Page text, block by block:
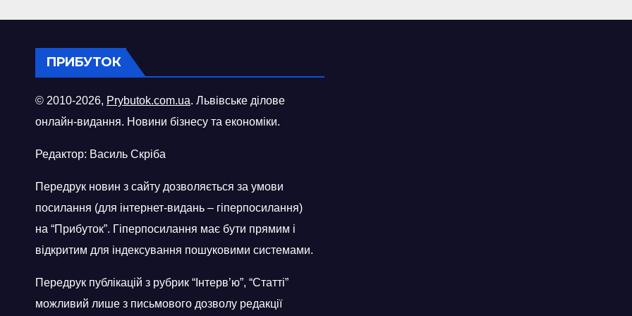
ПРИБУТОК
© 2010-2026, Prybutok.com.ua. Львівське ділове
онлайн-видання. Новини бізнесу та економіки.
Редактор: Василь Скріба
Передрук новин з сайту дозволяється за умови
посилання (для інтернет-видань – гіперпосилання)
на “Прибуток”. Гіперпосилання має бути прямим і
відкритим для індексування пошуковими системами.
Передрук публікацій з рубрик “Інтерв’ю”, “Статті”
можливий лише з письмового дозволу редакції